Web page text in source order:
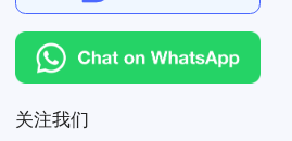
关注我们